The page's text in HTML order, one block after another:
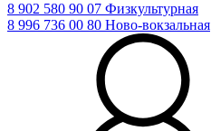
8 902 580 90 07 Физкультурная
8 996 736 00 80 Ново-вокзальная